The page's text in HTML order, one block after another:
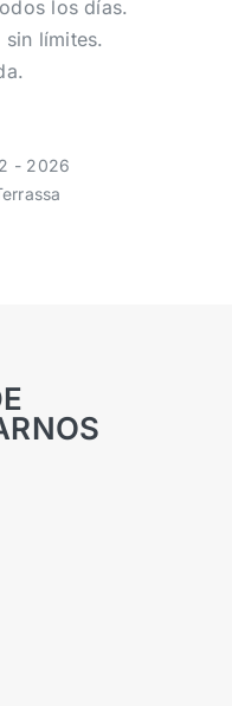
los días.
límites.
- 2026